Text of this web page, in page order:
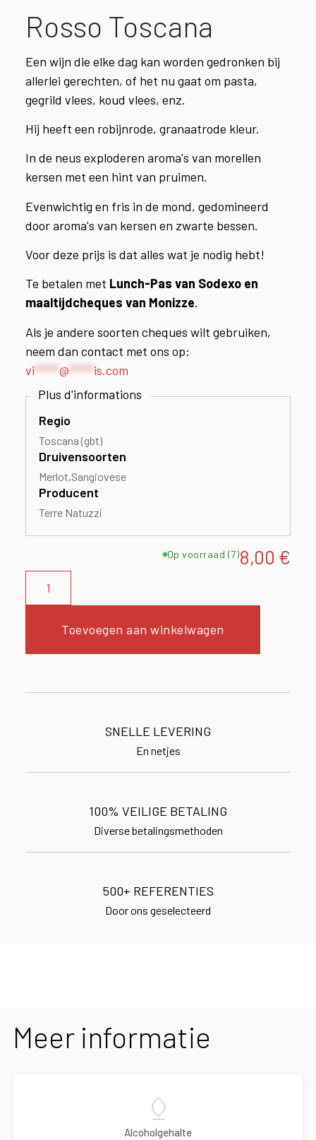
Rosso Toscana
Een wijn die elke dag kan worden gedronken bij
allerlei gerechten, of het nu gaat om pasta,
gegrild vlees, koud vlees, enz.
Hij heeft een robijnrode, granaatrode kleur.
In de neus exploderen aroma's van morellen
kersen met een hint van pruimen.
Evenwichtig en fris in de mond, gedomineerd
door aroma's van kersen en zwarte bessen.
Voor deze prijs is dat alles wat je nodig hebt!
Te betalen met Lunch-Pas van Sodexo en
maaltijdcheques van Monizze.
Als je andere soorten cheques wilt gebruiken,
neem dan contact met ons op:
vi *****@ ***** is.com
Regio
Toscana (gbt)
Druivensoorten
Merlot Sangiovese
Producent
Terre Natuzzi
8,00 €
Op voorraad (7)
Toevoegen aan winkelwagen
SNELLE LEVERING
En netjes
100% VEILIGE BETALING
Diverse betalingsmethoden
500+ REFERENTIES
Door ons geselecteerd
Meer informatie
Alcoholgehalte